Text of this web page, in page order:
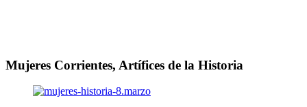
Mujeres Corrientes, Artífices de la Historia